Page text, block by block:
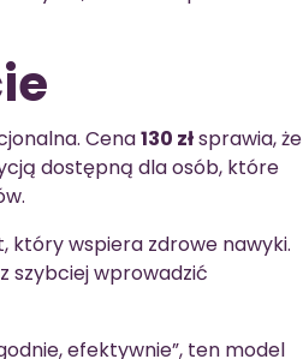
Cena130 złsprawia, że
dostępną dla osób, które
który wspiera zdrowe nawyki.
szybciej wprowadzić
efektywnie”, ten model